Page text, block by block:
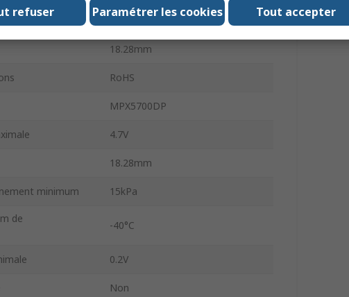
maximum
18.28mm
RoHS
MPX5700DP
4.7V
18.28mm
minimum 15kPa
de
-40°C
0.2V
Non
Tout accepter
Paramétrer les cookies
refuser